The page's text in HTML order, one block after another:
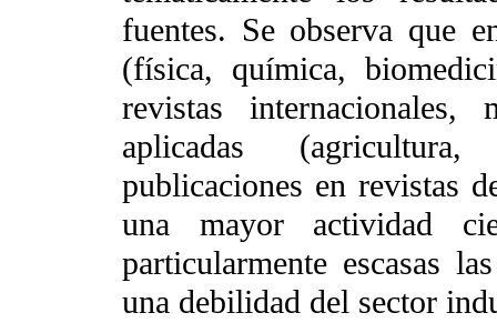
fuentes. Se observa que
(física, química,
revistas
aplicadas
publicaciones en revistas
una mayor actividad
particularmente escasas
una debilidad del sector